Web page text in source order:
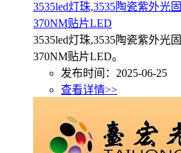
3535led灯珠,3535陶瓷紫外光
370NM贴片LED
3535led灯珠,3535陶瓷紫外光
370NM贴片LED。
发布时间：2025-06-25
查看详情>>